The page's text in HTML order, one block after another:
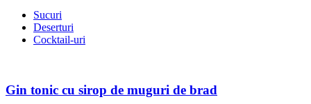
Sucuri
Deserturi
Cocktail-uri
Gin tonic cu sirop de muguri de brad